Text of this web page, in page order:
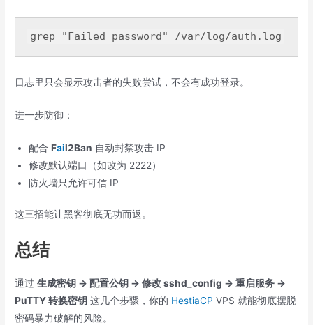
grep "Failed password" /var/log/auth. log
日志里只会显示攻击者的失败尝试，不会有成功登录。
进一步防御：
配合Fail2Ban 自动封禁攻击 IP
修改默认端口（如改为 2222）
防火墙只允许可信 IP
这三招能让黑客彻底无功而返。
总结
通过生成密钥 → 配置公钥 → 修改 sshd_config → 重启服务 →
PuTTY 转换密钥 这几个步骤，你的 HestiaCP VPS 就能彻底摆脱
密码暴力破解的风险。